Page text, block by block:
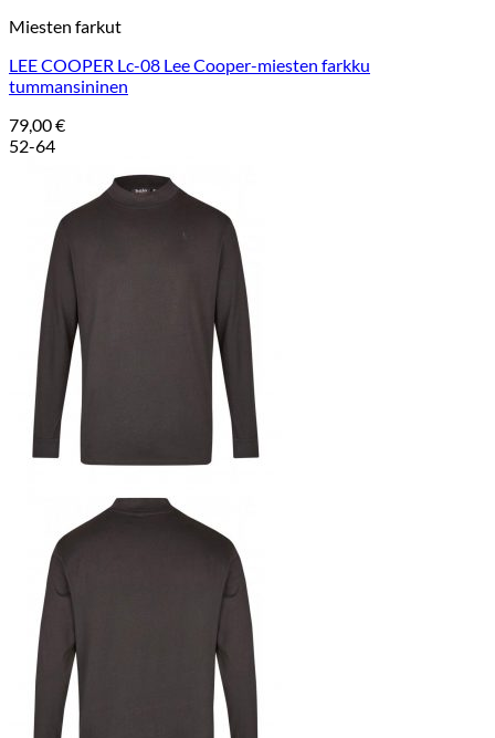
Miesten farkut
LEE COOPER Lc-08 Lee Cooper-miesten farkku
tummansininen
79,00€
52-64